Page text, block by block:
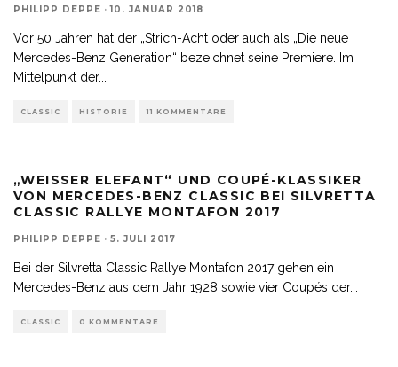
PHILIPP DEPPE · 10. JANUAR 2018
Vor 50 Jahren hat der „Strich-Acht oder auch als „Die neue
Mercedes-Benz Generation“ bezeichnet seine Premiere. Im
Mittelpunkt der...
CLASSIC HISTORIE 11 KOMMENTARE
„WEISSER ELEFANT“ UND COUPÉ-KLASSIKER V
ON MERCEDES-BENZ CLASSIC BEI SILVRETTA C
LASSIC RALLYE MONTAFON 2017
PHILIPP DEPPE · 5. JULI 2017
Bei der Silvretta Classic Rallye Montafon 2017 gehen ein
Mercedes-Benz aus dem Jahr 1928 sowie vier Coupés der...
CLASSIC 0 KOMMENTARE